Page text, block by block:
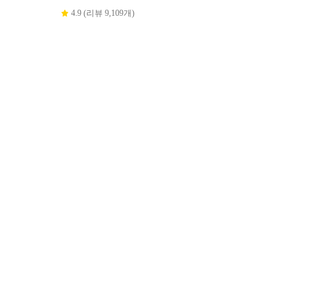
4.9 (리뷰 9,109개)